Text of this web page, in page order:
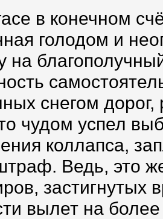
в конечном
голодом и
на
снегом
чудом успел
коллапса,
Ведь, это
вылет на